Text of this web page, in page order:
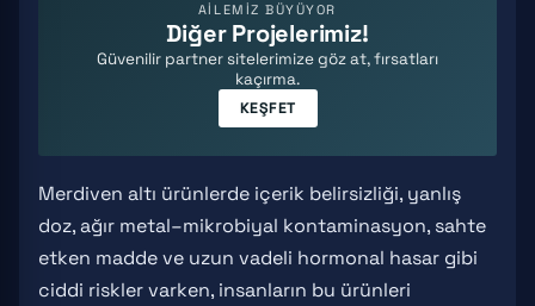
AİLEMİZ BÜYÜYOR
Diğer Projelerimiz!
Güvenilir partner sitelerimize göz at, fırsatları
kaçırma.
KEŞFET
Merdiven altı ürünlerde içerik belirsizliği, yanlış
doz, ağır metal–mikrobiyal kontaminasyon, sahte
etken madde ve uzun vadeli hormonal hasar gibi
ciddi riskler varken, insanların bu ürünleri